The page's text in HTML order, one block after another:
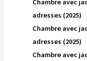
Chambre avec
adresses (2025)
Chambre avec
adresses (2025)
Chambre avec